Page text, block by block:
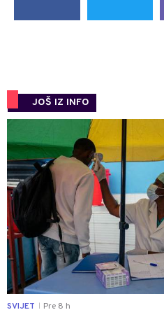
JOŠ IZ INFO
SVIJET Pre 8 h